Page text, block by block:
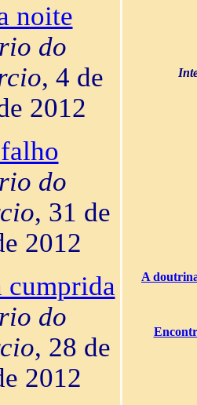
noite
do
, 4 de
2012
do
, 31 de
2012
cumprida
do
, 28 de
2012
A